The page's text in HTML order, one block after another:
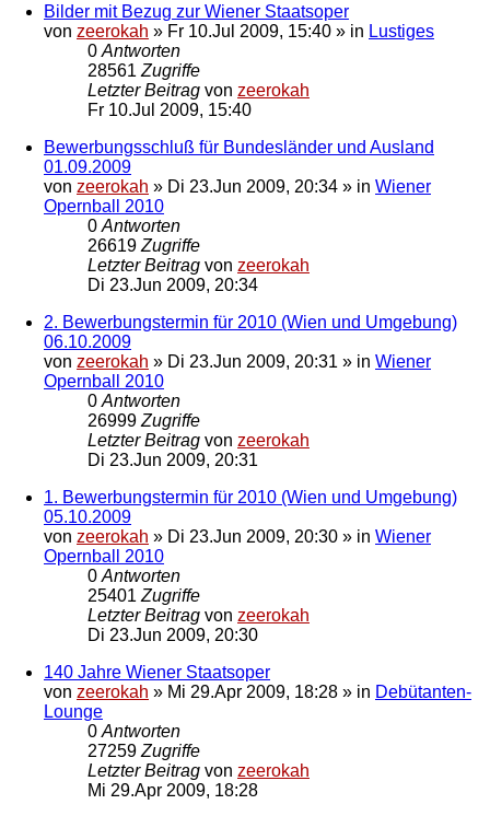
Bilder mit Bezug zur Wiener Staatsoper
von zeerokah » Fr 10.Jul 2009, 15:40 » in Lustiges
0 Antworten
28561 Zugriffe
Letzter Beitrag von zeerokah
Fr 10.Jul 2009, 15:40
Bewerbungsschluß für Bundesländer und Ausland
01.09.2009
von zeerokah » Di 23.Jun 2009, 20:34 » in Wiener
Opernball 2010
0 Antworten
26619 Zugriffe
Letzter Beitrag von zeerokah
Di 23.Jun 2009, 20:34
2. Bewerbungstermin für 2010 (Wien und Umgebung)
06.10.2009
von zeerokah » Di 23.Jun 2009, 20:31 » in Wiener
Opernball 2010
0 Antworten
26999 Zugriffe
Letzter Beitrag von zeerokah
Di 23.Jun 2009, 20:31
1. Bewerbungstermin für 2010 (Wien und Umgebung)
05.10.2009
von zeerokah » Di 23.Jun 2009, 20:30 » in Wiener
Opernball 2010
0 Antworten
25401 Zugriffe
Letzter Beitrag von zeerokah
Di 23.Jun 2009, 20:30
140 Jahre Wiener Staatsoper
von zeerokah » Mi 29.Apr 2009, 18:28 » in Debütanten-
Lounge
0 Antworten
27259 Zugriffe
Letzter Beitrag von zeerokah
Mi 29.Apr 2009, 18:28